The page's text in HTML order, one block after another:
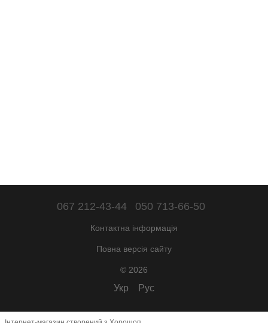
067 212-43-44 050 713-66-50
Контактна інформація
Повна версія сайту
© 2026
Укр Рус